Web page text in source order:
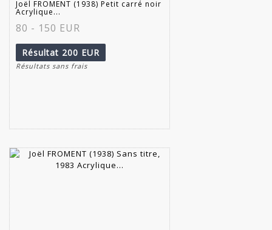
Joël FROMENT (1938) Petit carré noir
Acrylique...
80 - 150 EUR
Résultat 200 EUR
Résultats sans frais